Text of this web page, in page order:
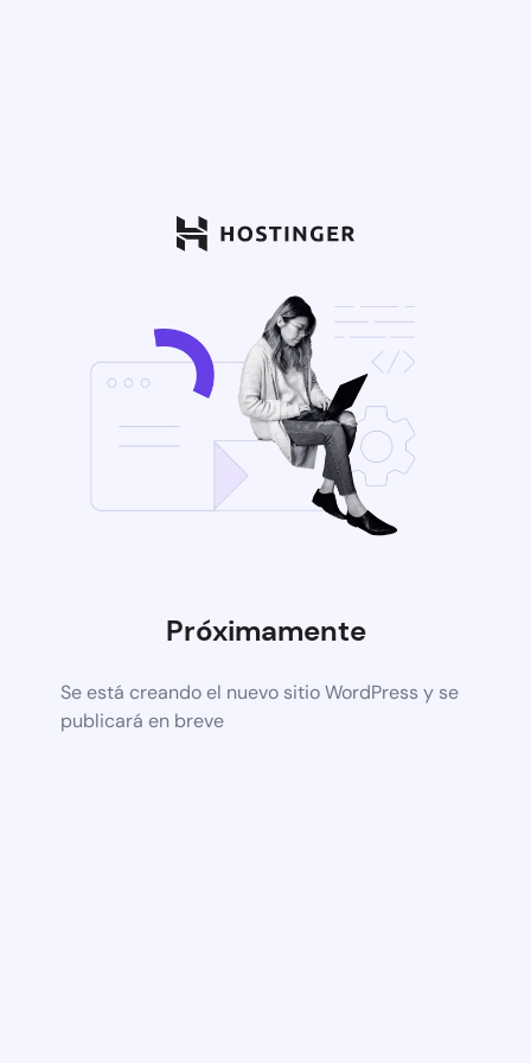
Próximamente
Se está creando el nuevo sitio WordPress y se
publicará en breve